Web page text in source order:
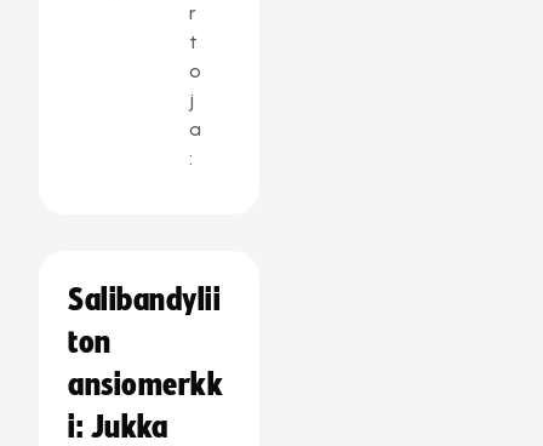
r
t
o
j
a
:
Salibandylii
ton
ansiomerkk
i: Jukka